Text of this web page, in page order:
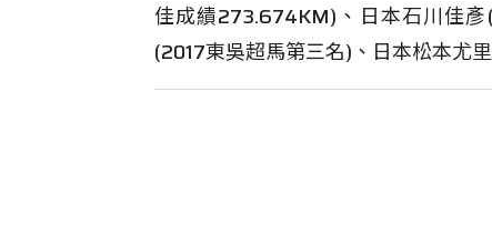
佳成績273.674KM)、日本石川佳
(2017東吳超馬第三名)、日本松本尤